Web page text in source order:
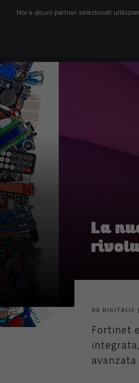
La
DA DIGITALIC |
Fortinet
Noi e alcuni partner selezionati